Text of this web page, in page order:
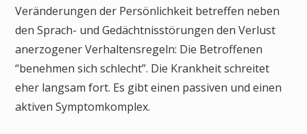
Veränderungen der Persönlichkeit betreffen neben
den Sprach- und Gedächtnisstörungen den Verlust
anerzogener Verhaltensregeln: Die Betroffenen
“benehmen sich schlecht”. Die Krankheit schreitet
eher langsam fort. Es gibt einen passiven und einen
aktiven Symptomkomplex.